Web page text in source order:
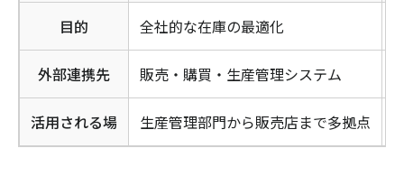
目的 全社的な在庫の最適化
外部連携先 販売・購買・生産管理システム
活用される場 生産管理部門から販売店まで多拠点